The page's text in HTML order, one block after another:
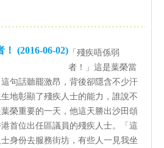
(2016-06-02) 「殘疾唔係弱
者！」這是葉榮當
句話聽罷激昂，背後卻隱含不少汗
地彰顯了殘疾人士的能力，誰說不
榮重要的一天，他這天勝出沙田頌
首位出任區議員的殘疾人士。「這
身份去服務街坊，有些人一見我坐